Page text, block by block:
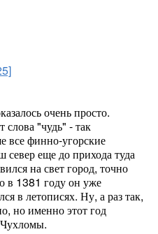
очень просто.
слова "чудь" - так
все финно-угорские
север еще до прихода туда
на свет город, точно
в 1381 году он уже
в летописях. Ну, а раз так,
но именно этот год
Чухломы.